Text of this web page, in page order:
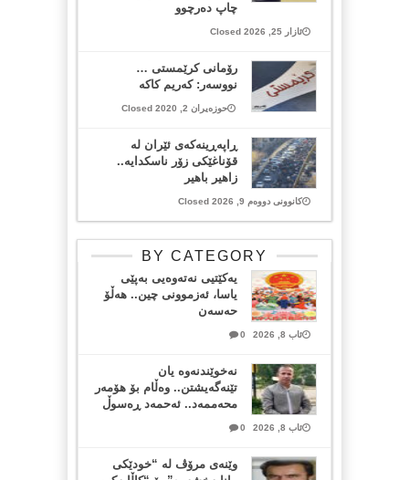
چاپ دەرچوو
ئازار 25, 2026 Closed
رۆمانی کرێمستی …
نووسەر: کەریم کاکە
حوزەیران 2, 2020 Closed
ڕاپەڕینەکەی ئێران لە
قۆناغێکی زۆر ناسکدایە..
زاهیر باهیر
کانوونی دووەم 9, 2026 Closed
BY CATEGORY
یەکێتیی نەتەوەیی بەپێی
یاسا، ئەزموونی چین.. هەڵۆ
حەسەن
ئاب 8, 2026 0
نەخوێندنەوە یان
تێنەگەیشتن.. وەڵام بۆ هۆمەر
محەممەد.. ئەحمەد ڕەسوڵ
ئاب 8, 2026 0
وێنەی مرۆڤ لە “خودێکی